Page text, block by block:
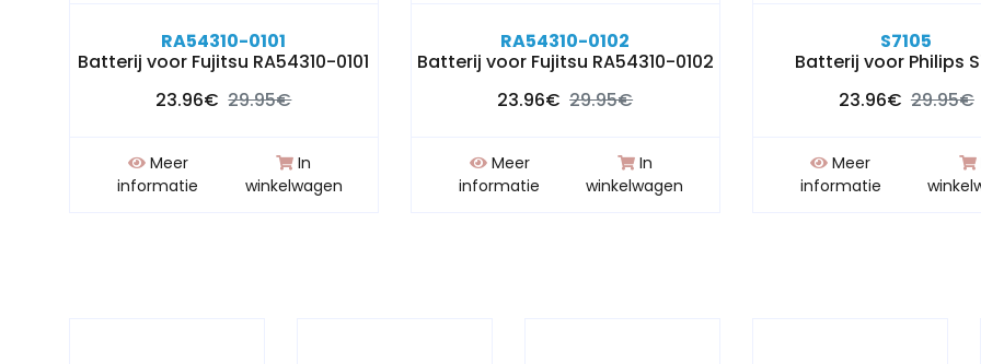
RA54310-0101
Batterij voor Fujitsu RA54310-0101
23.96€ 29.95€
Meer
informatie
In
winkelwagen
RA54310-0102
Batterij voor Fujitsu RA54310-0102
23.96€ 29.95€
Meer
informatie
In
winkelwagen
S7105
Batterij voor Philips
23.96€ 29.95€
Meer
informatie